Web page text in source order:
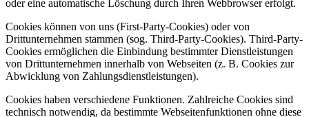
oder eine automatische Löschung durch Ihren Webbrowser erfolgt.
Cookies können von uns (First-Party-Cookies) oder von
Drittunternehmen stammen (sog. Third-Party-Cookies). Third-Party-
Cookies ermöglichen die Einbindung bestimmter Dienstleistungen
von Drittunternehmen innerhalb von Webseiten (z. B. Cookies zur
Abwicklung von Zahlungsdienstleistungen).
Cookies haben verschiedene Funktionen. Zahlreiche Cookies sind
technisch notwendig, da bestimmte Webseitenfunktionen ohne diese